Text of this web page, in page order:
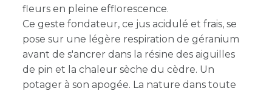
fleurs en pleine efflorescence.
Ce geste fondateur, ce jus acidulé et frais, se
pose sur une légère respiration de géranium
avant de s'ancrer dans la résine des aiguilles
de pin et la chaleur sèche du cèdre. Un
potager à son apogée. La nature dans toute